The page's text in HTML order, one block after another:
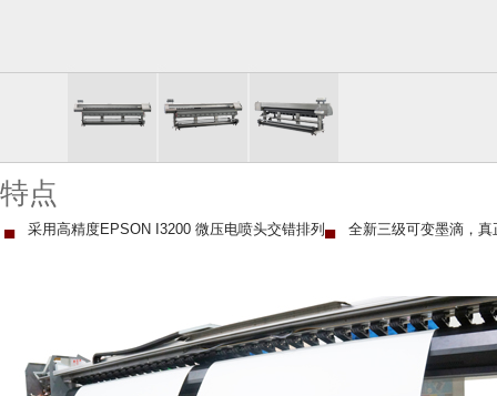
特点
▄ 采用高精度EPSON I3200 微压电喷头交错排列 ▄ 全新三级可变墨滴，